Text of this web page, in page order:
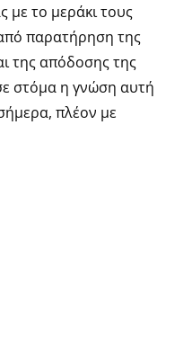
με το μεράκι τους
παρατήρηση της
της απόδοσης της
στόμα η γνώση αυτή
πλέον με